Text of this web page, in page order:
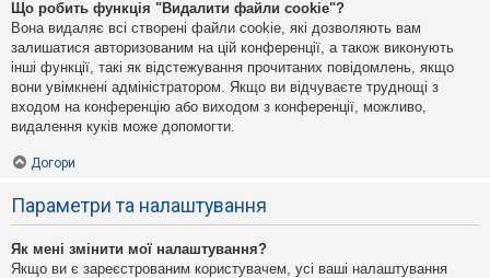
Що робить функція "Видалити файли cookie"?
Вона видаляє всі створені файли cookie, які дозволяють вам
залишатися авторизованим на цій конференції, а також виконують
інші функції, такі як відстежування прочитаних повідомлень, якщо
вони увімкнені адміністратором. Якщо ви відчуваєте труднощі з
входом на конференцію або виходом з конференції, можливо,
видалення куків може допомогти.
Догори
Параметри та налаштування
Як мені змінити мої налаштування?
Якщо ви є зареєстрованим користувачем, усі ваші налаштування